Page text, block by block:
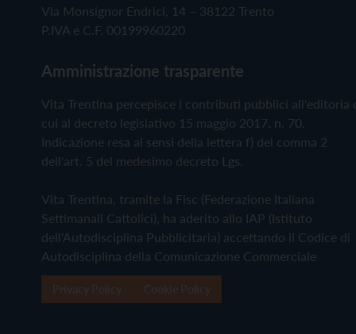
Via Monsignor Endrici, 14 – 38122 Trento
P.IVA e C.F. 00199960220
Amministrazione trasparente
Vita Trentina percepisce i contributi pubblici all'editoria
cui al decreto legislativo 15 maggio 2017, n. 70.
Indicazione resa ai sensi della lettera f) del comma 2
dell'art. 5 del medesimo decreto Lgs.
Vita Trentina, tramite la Fisc (Federazione Italiana
Settimanali Cattolici), ha aderito allo IAP (Istituto
dell'Autodisciplina Pubblicitaria) accettando il Codice di
Autodisciplina della Comunicazione Commerciale